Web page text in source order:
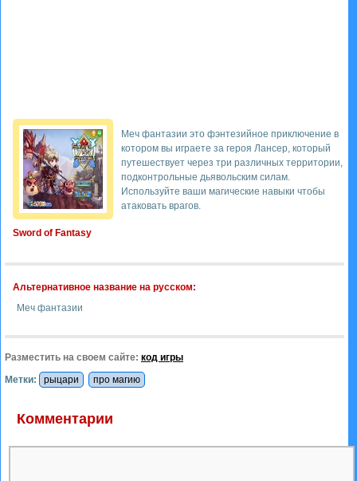
Sword of Fantasy
Меч фантазии это фэнтезийное приключение в
котором вы играете за героя Лансер, который
путешествует через три различных территории,
подконтрольные дьявольским силам.
Используйте ваши магические навыки чтобы
атаковать врагов.
Альтернативное название на русском:
Меч фантазии
Разместить на своем сайте: код игры
Метки:
рыцари про магию
Комментарии